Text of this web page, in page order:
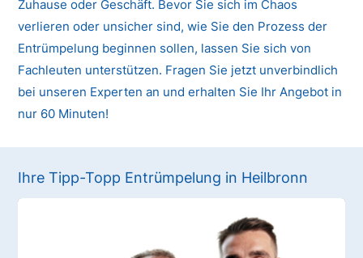
Zuhause oder Geschäft. Bevor Sie sich im Chaos
verlieren oder unsicher sind, wie Sie den Prozess der
Entrümpelung beginnen sollen, lassen Sie sich von
Fachleuten unterstützen. Fragen Sie jetzt unverbindlich
bei unseren Experten an und erhalten Sie Ihr Angebot in
nur 60 Minuten!
Ihre Tipp-Topp Entrümpelung in Heilbronn